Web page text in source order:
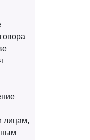
лицам,